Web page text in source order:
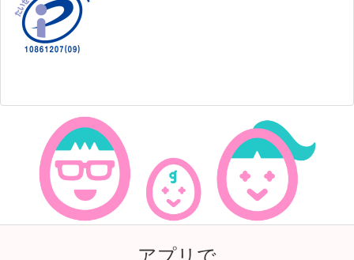
アプリで